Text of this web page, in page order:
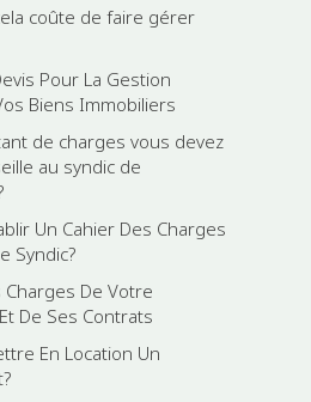
coûte de faire gérer
Pour La Gestion
Biens Immobiliers
de charges vous devez
au syndic de
Un Cahier Des Charges
Syndic?
Charges De Votre
De Ses Contrats
En Location Un